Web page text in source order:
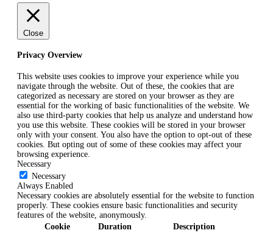
Close
Privacy Overview
This website uses cookies to improve your experience while you
navigate through the website. Out of these, the cookies that are
categorized as necessary are stored on your browser as they are
essential for the working of basic functionalities of the website. We
also use third-party cookies that help us analyze and understand how
you use this website. These cookies will be stored in your browser
only with your consent. You also have the option to opt-out of these
cookies. But opting out of some of these cookies may affect your
browsing experience.
Necessary
Necessary
Always Enabled
Necessary cookies are absolutely essential for the website to function
properly. These cookies ensure basic functionalities and security
features of the website, anonymously.
Cookie
Duration Description